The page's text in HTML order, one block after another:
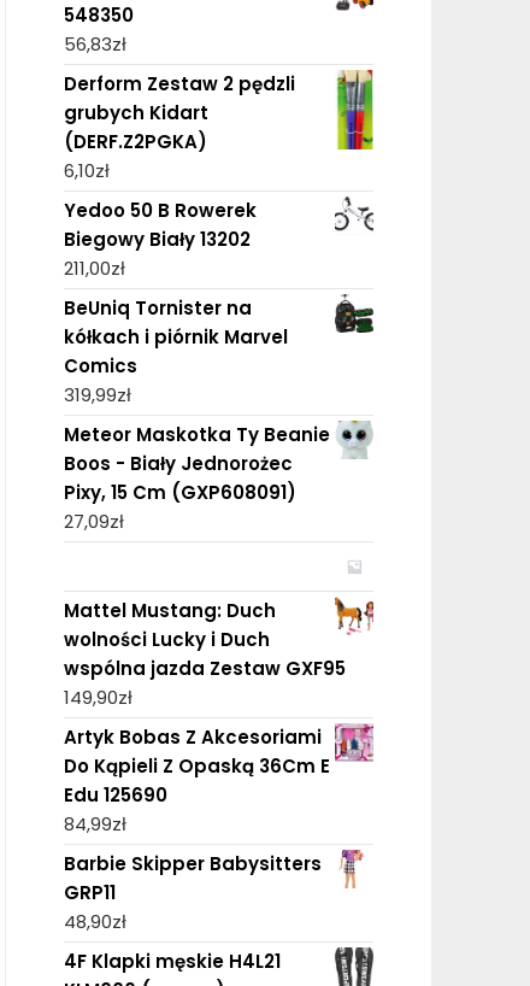
548350
56,83zł
Derform Zestaw 2 pędzli
grubych Kidart
(DERF.Z2PGKA)
6,10zł
Yedoo 50 B Rowerek
Biegowy Biały 13202
211,00zł
BeUniq Tornister na
kółkach i piórnik Marvel
Comics
319,99zł
Meteor Maskotka Ty Beanie
Boos - Biały Jednorożec
Pixy, 15 Cm (GXP608091)
27,09zł
Mattel Mustang: Duch
wolności Lucky i Duch
wspólna jazda Zestaw GXF95
149,90zł
Artyk Bobas Z Akcesoriami
Do Kąpieli Z Opaską 36Cm E
Edu 125690
84,99zł
Barbie Skipper Babysitters
GRP11
48,90zł
4F Klapki męskie H4L21